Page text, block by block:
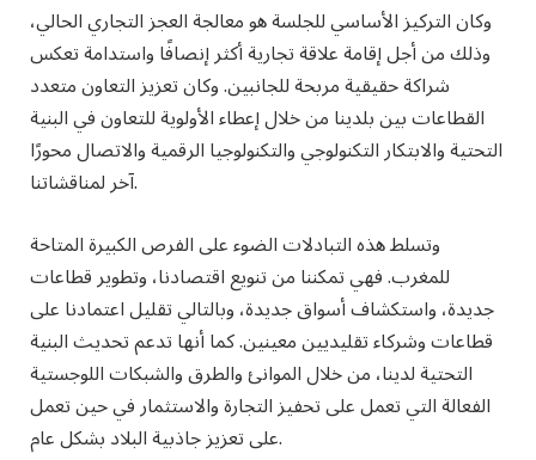
وكان التركيز الأساسي للجلسة هو معالجة العجز التجاري الحالي،
وذلك من أجل إقامة علاقة تجارية أكثر إنصافًا واستدامة تعكس
شراكة حقيقية مربحة للجانبين. وكان تعزيز التعاون متعدد
القطاعات بين بلدينا من خلال إعطاء الأولوية للتعاون في البنية
التحتية والابتكار التكنولوجي والتكنولوجيا الرقمية والاتصال محورًا
آخر لمناقشاتنا.
وتسلط هذه التبادلات الضوء على الفرص الكبيرة المتاحة
للمغرب. فهي تمكننا من تنويع اقتصادنا، وتطوير قطاعات
جديدة، واستكشاف أسواق جديدة، وبالتالي تقليل اعتمادنا على
قطاعات وشركاء تقليديين معينين. كما أنها تدعم تحديث البنية
التحتية لدينا، من خلال الموانئ والطرق والشبكات اللوجستية
الفعالة التي تعمل على تحفيز التجارة والاستثمار في حين تعمل
على تعزيز جاذبية البلاد بشكل عام.